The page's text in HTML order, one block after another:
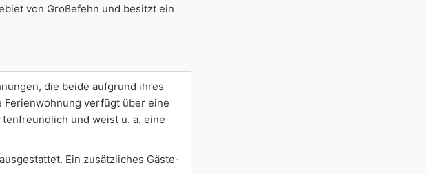
von Großefehn und besitzt ein
die beide aufgrund ihres
verfügt über eine
und weist u. a. eine
Ein zusätzliches Gäste-